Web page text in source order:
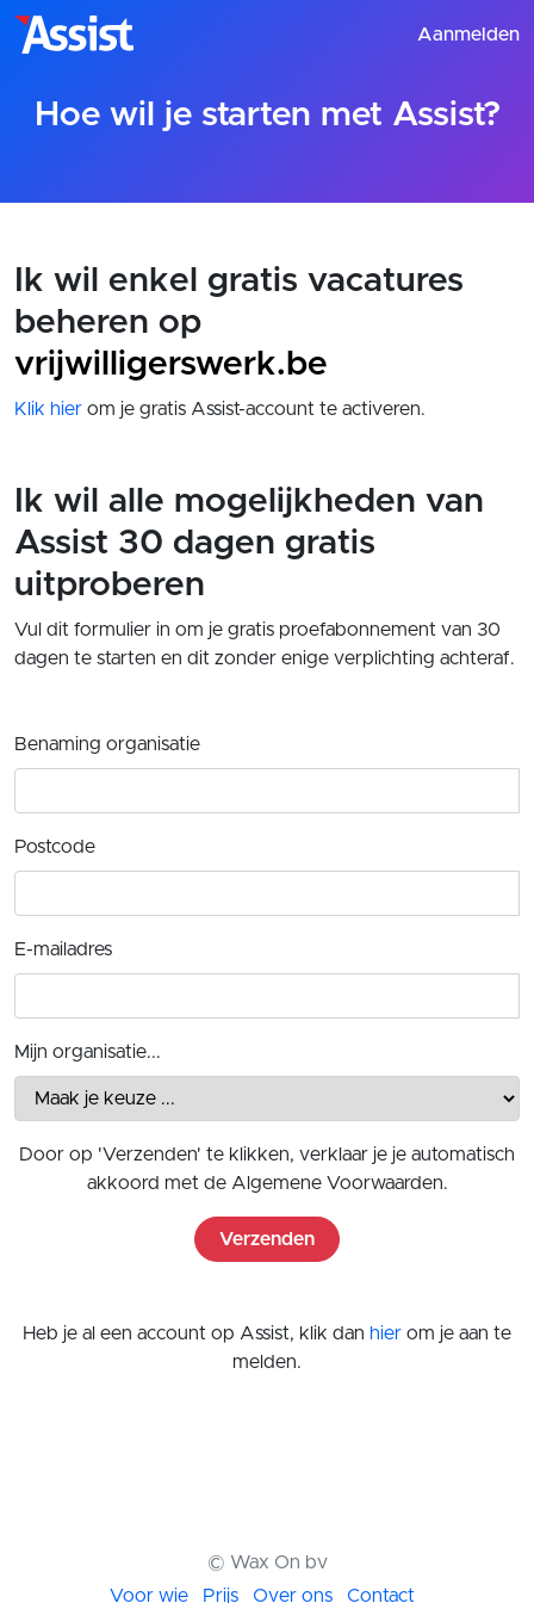
Aanmelden
Hoe wil je starten met Assist?
Ik wil enkel gratis vacatures
beheren op
vrijwilligerswerk.be
Klik hier om je gratis Assist-account te activeren.
Ik wil alle mogelijkheden van
Assist 30 dagen gratis
uitproberen
Vul dit formulier in om je gratis proefabonnement van 30
dagen te starten en dit zonder enige verplichting achteraf.
Benaming organisatie
Postcode
E-mailadres
Mijn organisatie...
Door op 'Verzenden' te klikken, verklaar je je automatisch
akkoord met de Algemene Voorwaarden.
Verzenden
Heb je al een account op Assist, klik dan hier om je aan te
melden.
© Wax On bv
Voor wie
Prijs Over ons Contact